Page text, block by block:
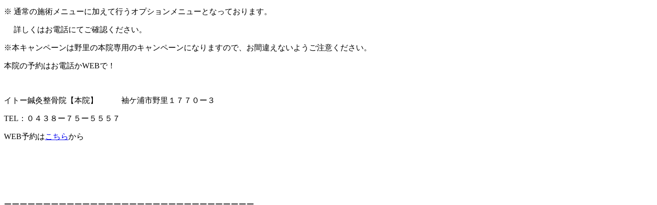
※ 通常の施術メニューに加えて行うオプションメニューとなっております。
詳しくはお電話にてご確認ください。
※本キャンペーンは野里の本院専用のキャンペーンになりますので、お間違えないようご注意ください。
本院の予約はお電話かWEBで！
イトー鍼灸整骨院【本院】 袖ケ浦市野里１７７０ー３
TEL：０４３８ー７５ー５５５７
WEB予約はこちらから